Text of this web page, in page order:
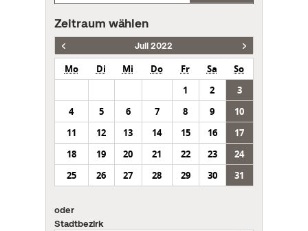
Zeitraum wählen
Juli 2022
Mo Di Mi Do Fr Sa
So
1
2
3
4
5 6 7 8 9
10
11
12 13 14 15 16
17
18
19 20 21 22 23
24
25
26 27 28 29 30 31
oder
Stadtbezirk